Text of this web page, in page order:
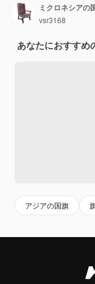
ミクロネシアの
vsr3168
あなたにおすすめ
アジアの国旗